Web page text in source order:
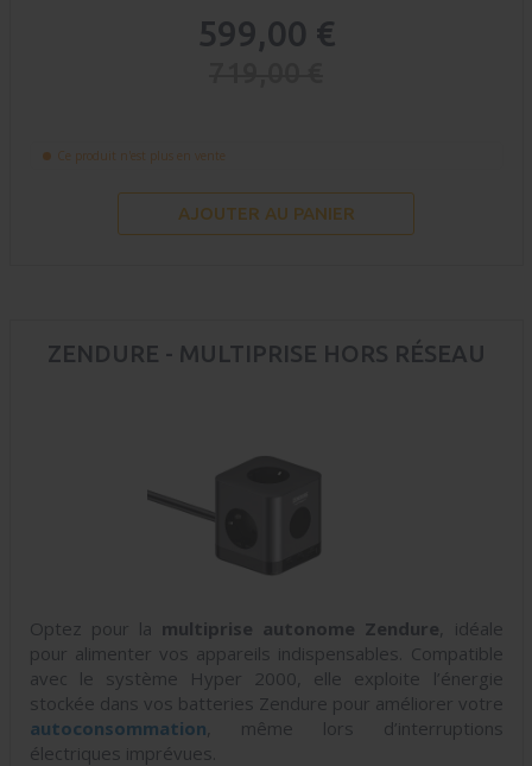
599,00 €
Ce produit n'est plus en vente
AJOUTER AU PANIER
ZENDURE - MULTIPRISE HORS RÉSEAU
Optez pour la multiprise autonome Zendure , idéale
pour alimenter vos appareils indispensables. Compatible
avec le système Hyper 2000, elle exploite l’énergie
stockée dans vos batteries Zendure pour améliorer votre
autoconsommation , même lors d’interruptions
électriques imprévues.